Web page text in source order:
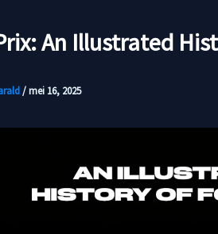
An Illustrated
/mei 16, 2025